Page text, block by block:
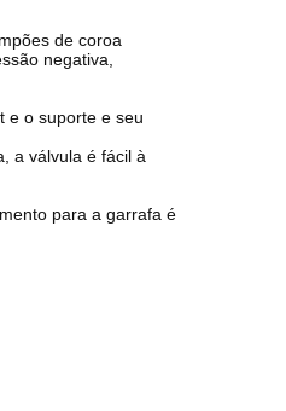
de coroa
negativa,
e o suporte e seu
a válvula é fácil à
para a garrafa é